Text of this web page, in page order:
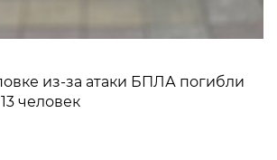
из-за атаки БПЛА погибли
человек